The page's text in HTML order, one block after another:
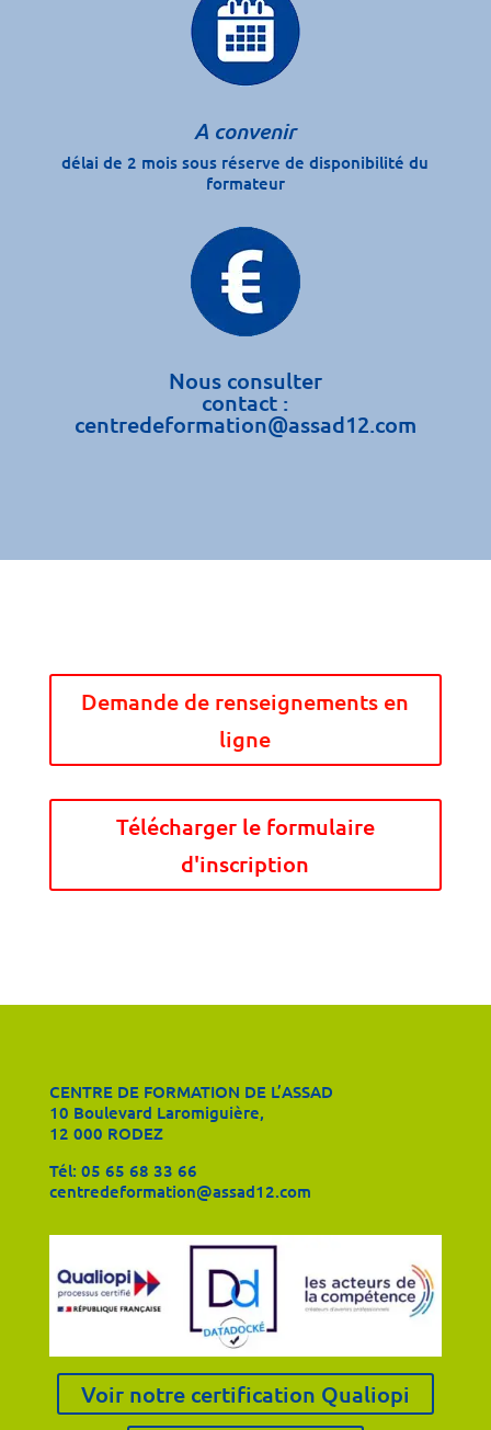
A convenir
délai de 2 mois sous réserve de disponibilité du
formateur
Nous consulter
contact :
centredeformation@assad12.com
Demande de renseignements en
ligne
Télécharger le formulaire
d'inscription
CENTRE DE FORMATION DE L’ASSAD
10 Boulevard Laromiguière,
12 000 RODEZ
Tél: 05 65 68 33 66
centredeformation@assad12.com
Voir notre certification Qualiopi